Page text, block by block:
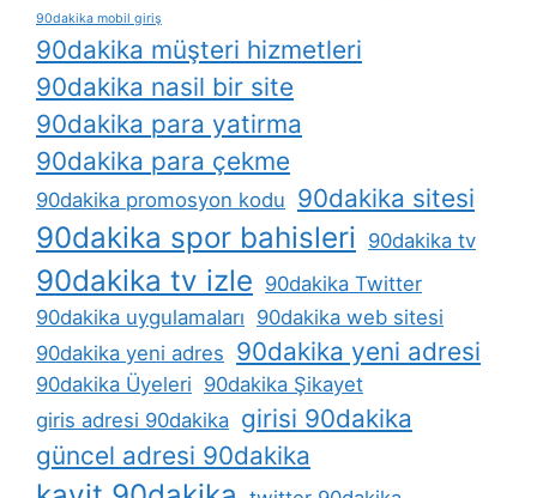
90dakika mobil giriş
90dakika müşteri hizmetleri
90dakika nasil bir site
90dakika para yatirma
90dakika para çekme
90dakika promosyon kodu 90dakika sitesi
90dakika spor bahisleri 90dakika tv
90dakika tv izle 90dakika Twitter
90dakika uygulamaları 90dakika web sitesi
90dakika yeni adres 90dakika yeni adresi
90dakika Üyeleri 90dakika Şikayet
giris adresi 90dakika girisi 90dakika
güncel adresi 90dakika